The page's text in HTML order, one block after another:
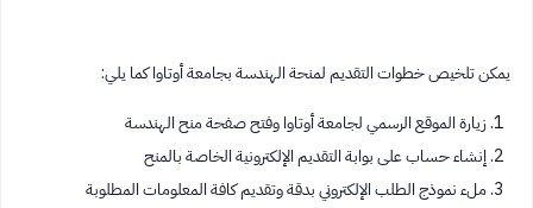
يمكن تلخيص خطوات التقديم لمنحة الهندسة بجامعة أوتاوا كما يلي:
زيارة الموقع الرسمي لجامعة أوتاوا وفتح صفحة منح الهندسة
إنشاء حساب على بوابة التقديم الإلكترونية الخاصة بالمنح
ملء نموذج الطلب الإلكتروني بدقة وتقديم كافة المعلومات المطلوبة